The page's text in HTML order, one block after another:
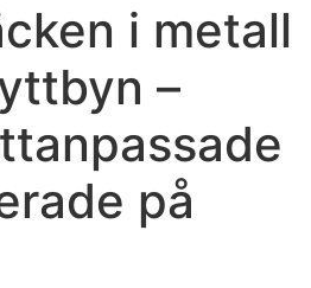
i metall
–
på